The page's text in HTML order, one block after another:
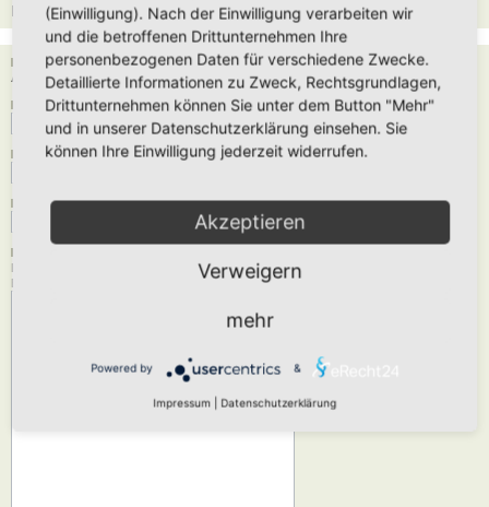
Robert
Empfänger:
Administrator
Deine E-Mail-Adresse:
Dein Name:
Betreff:
Nachrichtentext:
Diese Nachricht wird als reiner Text verschickt, verwende daher kein HTML oder
BBCode. Als Antwort-Adresse für die E-Mail wird deine E-Mail-Adresse angegeben.
(Einwilligung). Nach der Einwilligung verarbeiten wir
und die betroffenen Drittunternehmen Ihre
personenbezogenen Daten für verschiedene Zwecke.
Detaillierte Informationen zu Zweck, Rechtsgrundlagen,
Drittunternehmen können Sie unter dem Button "Mehr"
und in unserer Datenschutzerklärung einsehen. Sie
können Ihre Einwilligung jederzeit widerrufen.
Akzeptieren
Verweigern
mehr
Powered by &
Impressum Datenschutzerklärung